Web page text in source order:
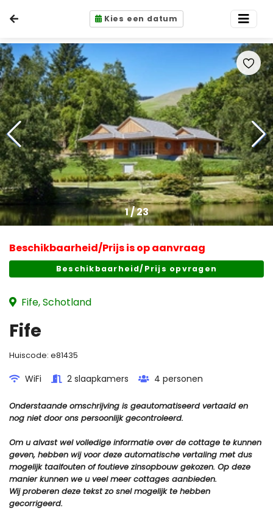
Kies een datum
1/23
Beschikbaarheid/Prijs is op aanvraag
Beschikbaarheid/Prijs opvragen
Fife, Schotland
Fife
Huiscode: e81435
WiFi 2 slaapkamers 4 personen
Onderstaande omschrijving is geautomatiseerd vertaald en
nog niet door ons persoonlijk gecontroleerd.
Om u alvast wel volledige informatie over de cottage te kunnen
geven, hebben wij voor deze automatische vertaling met dus
mogelijk taalfouten of foutieve zinsopbouw gekozen. Op deze
manier kunnen we u veel meer cottages aanbieden.
Wij proberen deze tekst zo snel mogelijk te hebben
gecorrigeerd.